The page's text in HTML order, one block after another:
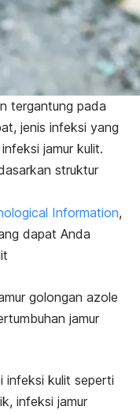
tergantung pada
jenis infeksi yang
jamur kulit.
struktur
Information,
dapat Anda
golongan azole
jamur
infeksi kulit seperti
infeksi jamur